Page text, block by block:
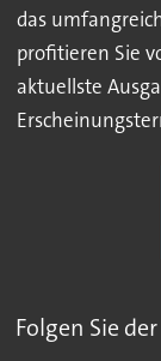
das
profitieren Sie
aktuellste
Folgen Sie